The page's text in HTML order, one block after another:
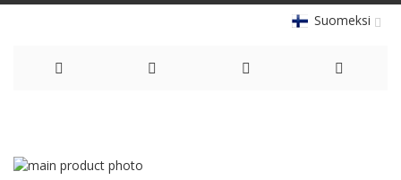
Suomeksi
Content
Skip